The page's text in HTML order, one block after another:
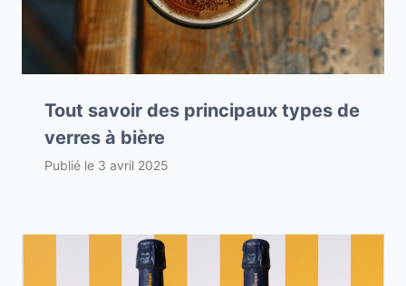
Tout savoir des principaux types de
verres à bière
Publié le 3 avril 2025